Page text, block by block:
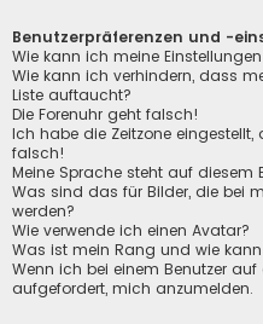
Benutzerpräferenzen und -
Wie kann ich meine
Wie kann ich verhindern, dass
Liste auftaucht?
Die Forenuhr geht falsch!
Ich habe die Zeitzone
falsch!
Meine Sprache steht auf diesem
Was sind das für Bilder, die bei
werden?
Wie verwende ich einen Avatar?
Was ist mein Rang und wie
Wenn ich bei einem Benutzer
aufgefordert, mich anzumelden.